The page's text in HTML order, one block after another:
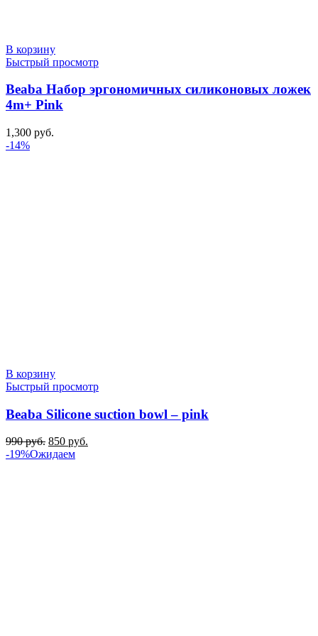
В корзину
Быстрый просмотр
Beaba Набор эргономичных силиконовых ложек
4m+ Pink
1,300 руб.
-14%
В корзину
Быстрый просмотр
Beaba Silicone suction bowl – pink
990руб. Первоначальная
цена
850 руб.
-19%Ожидаем